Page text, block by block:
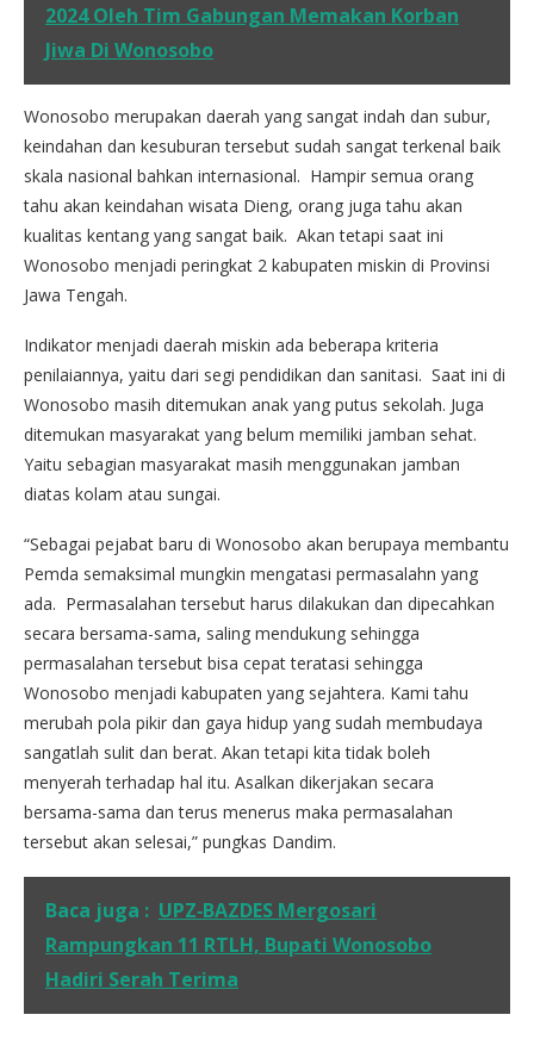
2024 Oleh Tim Gabungan Memakan Korban
Jiwa Di Wonosobo
Wonosobo merupakan daerah yang sangat indah dan subur,
keindahan dan kesuburan tersebut sudah sangat terkenal baik
skala nasional bahkan internasional. Hampir semua orang
tahu akan keindahan wisata Dieng, orang juga tahu akan
kualitas kentang yang sangat baik. Akan tetapi saat ini
Wonosobo menjadi peringkat 2 kabupaten miskin di Provinsi
Jawa Tengah.
Indikator menjadi daerah miskin ada beberapa kriteria
penilaiannya, yaitu dari segi pendidikan dan sanitasi. Saat ini di
Wonosobo masih ditemukan anak yang putus sekolah. Juga
ditemukan masyarakat yang belum memiliki jamban sehat.
Yaitu sebagian masyarakat masih menggunakan jamban
diatas kolam atau sungai.
“Sebagai pejabat baru di Wonosobo akan berupaya membantu
Pemda semaksimal mungkin mengatasi permasalahn yang
ada. Permasalahan tersebut harus dilakukan dan dipecahkan
secara bersama-sama, saling mendukung sehingga
permasalahan tersebut bisa cepat teratasi sehingga
Wonosobo menjadi kabupaten yang sejahtera. Kami tahu
merubah pola pikir dan gaya hidup yang sudah membudaya
sangatlah sulit dan berat. Akan tetapi kita tidak boleh
menyerah terhadap hal itu. Asalkan dikerjakan secara
bersama-sama dan terus menerus maka permasalahan
tersebut akan selesai,” pungkas Dandim.
Baca juga : UPZ‑BAZDES Mergosari
Rampungkan 11 RTLH, Bupati Wonosobo
Hadiri Serah Terima